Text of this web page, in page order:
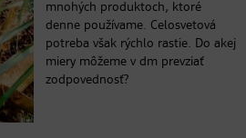
mnohých produktoch, ktoré
denne používame. Celosvetová
potreba však rýchlo rastie. Do akej
miery môžeme v dm prevziať
zodpovednosť?